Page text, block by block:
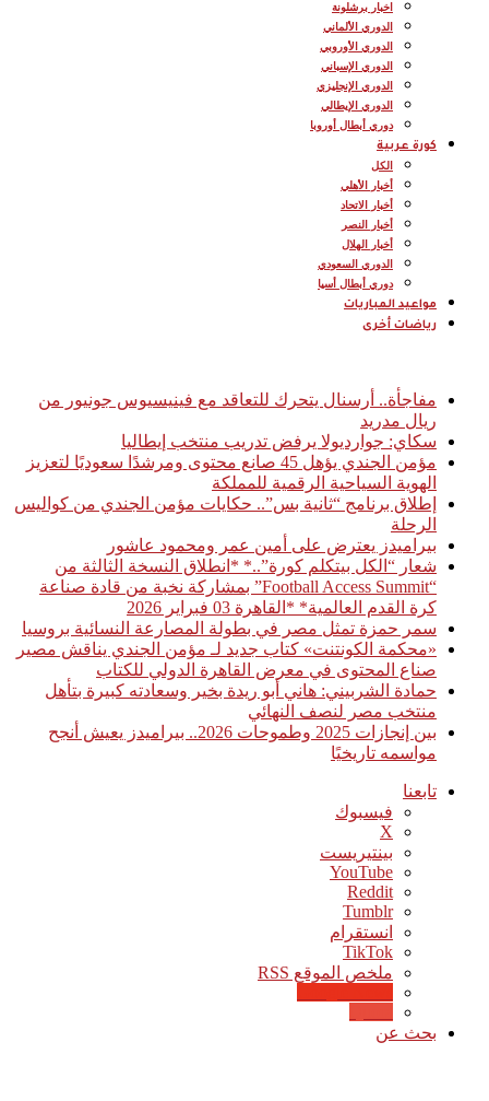
اخبار برشلونة
الدوري الألماني
الدوري الأوروبي
الدوري الإسباني
الدوري الإنجليزي
الدوري الإيطالي
دوري أبطال أوروبا
كورة عربية
الكل
أخبار الأهلي
أخبار الاتحاد
أخبار النصر
أخبار الهلال
الدوري السعودي
دوري أبطال أسيا
مواعيد المباريات
رياضات أخرى
مفاجأة.. أرسنال يتحرك للتعاقد مع فينيسيوس جونيور من
ريال مدريد
سكاي: جوارديولا يرفض تدريب منتخب إيطاليا
مؤمن الجندي يؤهل 45 صانع محتوى ومرشدًا سعوديًا لتعزيز
الهوية السياحية الرقمية للمملكة
إطلاق برنامج “ثانية بس”.. حكايات مؤمن الجندي من كواليس
الرحلة
بيراميدز يعترض على أمين عمر ومحمود عاشور
شعار “الكل بيتكلم كورة”..* *انطلاق النسخة الثالثة من
“Football Access Summit” بمشاركة نخبة من قادة صناعة
كرة القدم العالمية* *القاهرة 03 فبراير 2026
سمر حمزة تمثل مصر في بطولة المصارعة النسائية بروسيا
«محكمة الكونتنت» كتاب جديد لـ مؤمن الجندي يناقش مصير
صناع المحتوى في معرض القاهرة الدولي للكتاب
حمادة الشربيني: هاني أبو ريدة بخير وسعادته كبيرة بتأهل
منتخب مصر لنصف النهائي
بين إنجازات 2025 وطموحات 2026.. بيراميدز يعيش أنجح
مواسمه تاريخيًا
تابعنا
فيسبوك
‫X
بينتيريست
‫YouTube
انستقرام
‫TikTok
ملخص الموقع RSS
بحث عن